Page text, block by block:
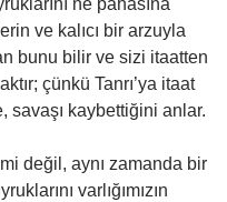
ne pahasına
ve kalıcı bir arzuyla
bunu bilir ve sizi itaatten
çünkü Tanrı’ya itaat
savaşı kaybettiğini anlar.
değil, aynı zamanda bir
varlığımızın